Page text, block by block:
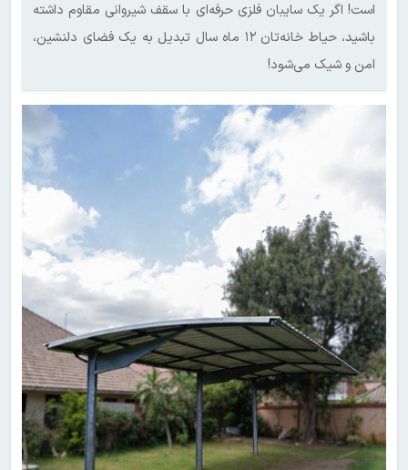
است! اگر یک سایبان فلزی حرفه‌ای با سقف شیروانی مقاوم داشته
باشید، حیاط خانه‌تان ۱۲ ماه سال تبدیل به یک فضای دلنشین،
امن و شیک می‌شود!